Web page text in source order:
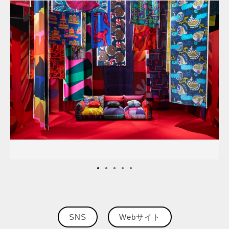
SNS Webサイト